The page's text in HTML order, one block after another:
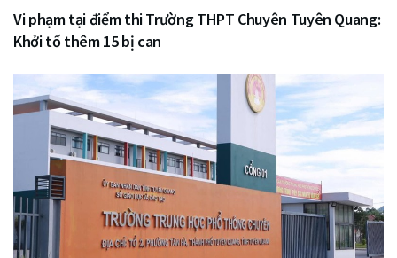
Vi phạm tại điểm thi Trường THPT Chuyên Tuyên Quang:
Khởi tố thêm 15 bị can